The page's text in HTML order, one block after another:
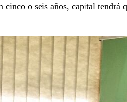
cinco o seis años, capital tendrá